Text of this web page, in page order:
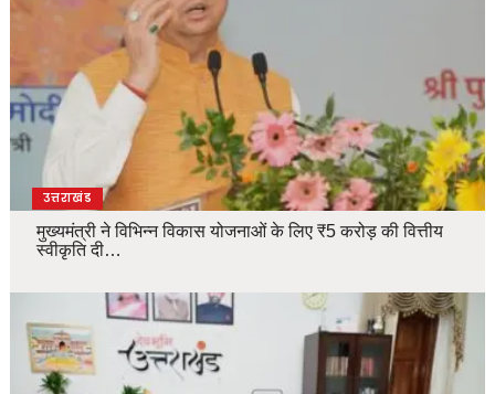
उत्तराखंड
मुख्यमंत्री ने विभिन्न विकास योजनाओं के लिए ₹5 करोड़ की वित्तीय
स्वीकृति दी…